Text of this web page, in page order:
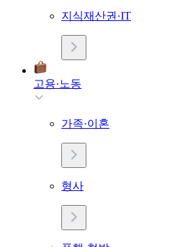
지식재산권·IT
고용·노동
가족·이혼
형사